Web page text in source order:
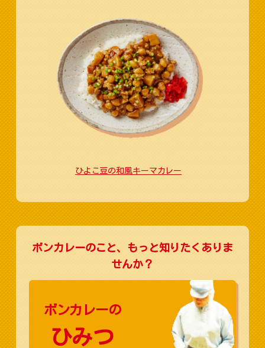
ひよこ豆の和風キーマカレー
ボンカレーのこと、もっと知りたくありま
せんか？
ボンカレーの
ひみつ